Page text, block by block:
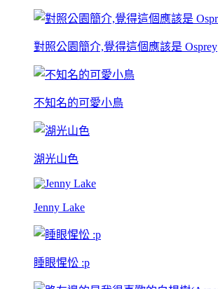
對照公園簡介,覺得這個應該是 Osprey
不知名的可愛小鳥
湖光山色
Jenny Lake
睡眼惺忪 :p